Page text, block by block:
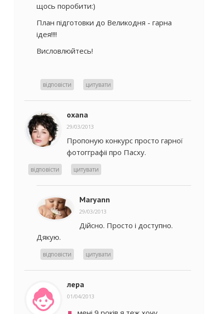
щось поробити:)
План підготовки до Великодня - гарна
ідея!!!!
Висловлюйтесь!
відповісти цитувати
oxana
29/03/2013
Пропоную конкурс просто гарної
фотогграфіі про Пасху.
відповісти цитувати
Maryann
29/03/2013
Дійсно. Просто і доступно.
Дякую.
відповісти цитувати
лера
01/04/2013